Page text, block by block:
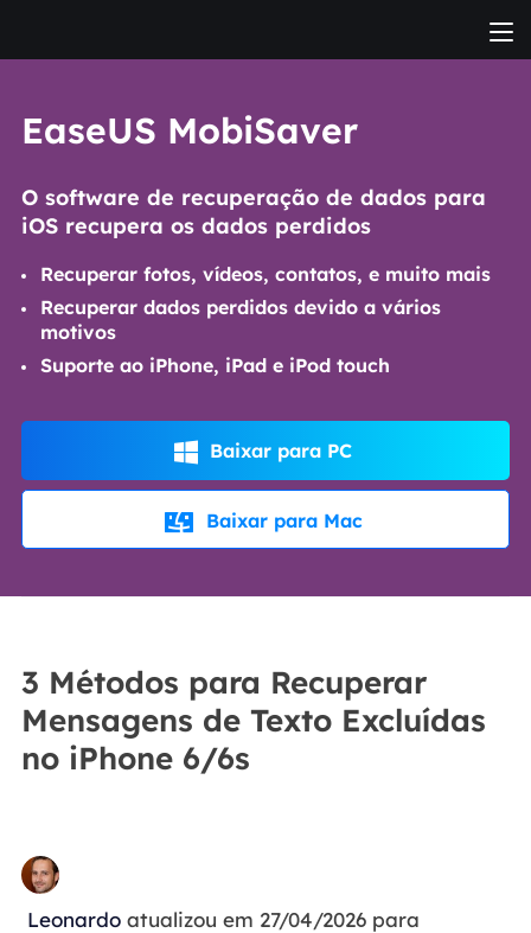
EaseUS MobiSaver
O software de recuperação de dados para
iOS recupera os dados perdidos
Recuperar fotos, vídeos, contatos, e muito mais
Recuperar dados perdidos devido a vários
motivos
Suporte ao iPhone, iPad e iPod touch
 Baixar para PC
 Baixar para Mac
3 Métodos para Recuperar
Mensagens de Texto Excluídas
no iPhone 6/6s
Leonardoatualizou em 27/04/2026 para